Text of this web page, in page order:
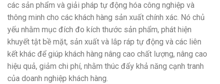
các sản phẩm và giải pháp tự động hóa công nghiệp và
thông minh cho các khách hàng sản xuất chính xác. Nó chủ
yếu nhằm mục đích đo kích thước sản phẩm, phát hiện
khuyết tật bề mặt, sản xuất và lắp ráp tự động và các liên
kết khác để giúp khách hàng nâng cao chất lượng, nâng cao
hiệu quả, giảm chi phí, nhằm thúc đẩy khả năng cạnh tranh
của doanh nghiệp khách hàng.